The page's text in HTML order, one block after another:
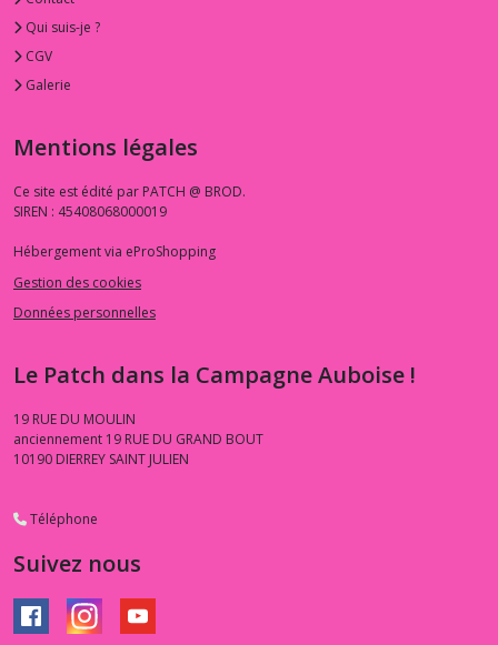
Qui suis-je ?
CGV
Galerie
Mentions légales
Ce site est édité par PATCH @ BROD.
SIREN : 45408068000019
Hébergement via eProShopping
Gestion des cookies
Données personnelles
Le Patch dans la Campagne Auboise !
19 RUE DU MOULIN
anciennement 19 RUE DU GRAND BOUT
10190 DIERREY SAINT JULIEN
Téléphone
Suivez nous